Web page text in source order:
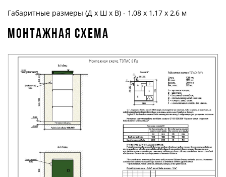
Габаритные размеры (Д х Ш х В) - 1,08 х 1,17 х 2,6 м
Монтажная схема